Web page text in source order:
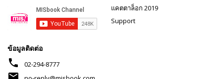
แคตตาล็อก 2019
Support
ข้อมูลติดต่อ
phone 02-294-8777
mail